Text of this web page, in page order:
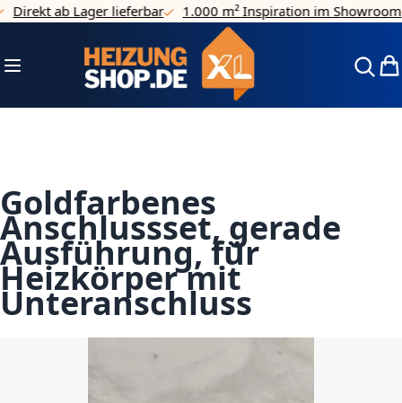
Direkt zum Inhalt
Direkt ab Lager lieferbar 1.000 m² Inspiration im Showroom
Navigation umschalten
Goldfarbenes
Anschlussset, gerade
Ausführung, für
Heizkörper mit
Unteranschluss